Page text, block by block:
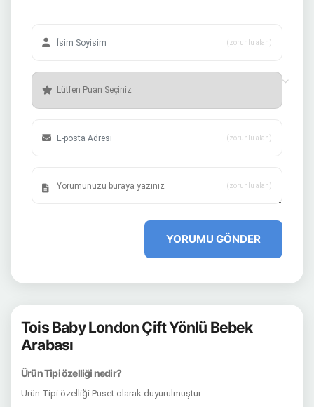
(zorunlu alan)
(zorunlu alan)
(zorunlu alan)
YORUMU GÖNDER
Tois Baby London Çift Yönlü Bebek
Arabası
Ürün Tipi özelliği nedir?
Ürün Tipi özelliği Puset olarak duyurulmuştur.